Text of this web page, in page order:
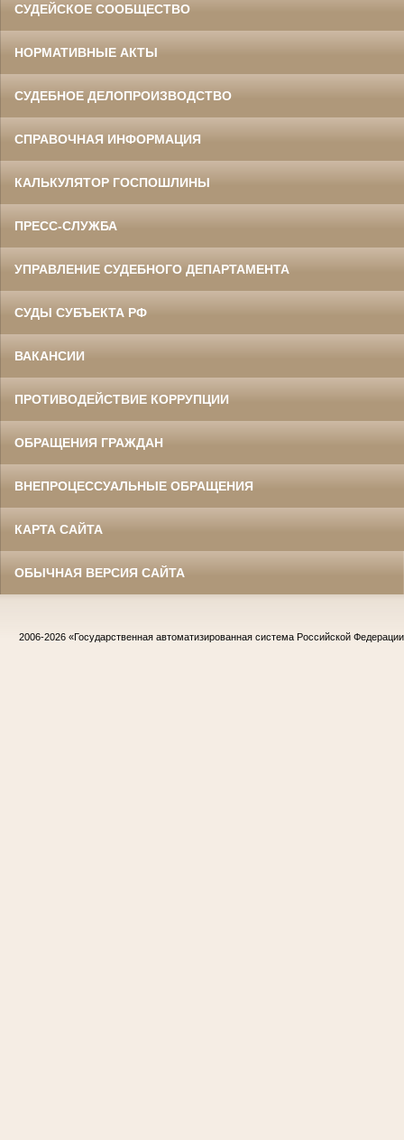
СУДЕЙСКОЕ СООБЩЕСТВО
НОРМАТИВНЫЕ АКТЫ
СУДЕБНОЕ ДЕЛОПРОИЗВОДСТВО
СПРАВОЧНАЯ ИНФОРМАЦИЯ
КАЛЬКУЛЯТОР ГОСПОШЛИНЫ
ПРЕСС-СЛУЖБА
УПРАВЛЕНИЕ СУДЕБНОГО ДЕПАРТАМЕНТА
СУДЫ СУБЪЕКТА РФ
ВАКАНСИИ
ПРОТИВОДЕЙСТВИЕ КОРРУПЦИИ
ОБРАЩЕНИЯ ГРАЖДАН
ВНЕПРОЦЕССУАЛЬНЫЕ ОБРАЩЕНИЯ
КАРТА САЙТА
ОБЫЧНАЯ ВЕРСИЯ САЙТА
2006-2026 «Государственная автоматизированная система Российской